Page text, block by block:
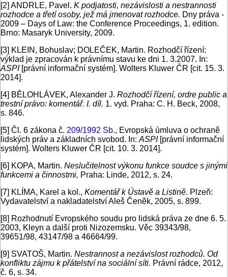
[2] ANDRLE, Pavel. K podjatosti, nezávislosti a nestrannosti
rozhodce a třetí osoby, jež má jmenovat rozhodce. Dny práva -
2009 – Days of Law: the Conference Proceedings, 1. edition.
Brno: Masaryk University, 2009.
[3] KLEIN, Bohuslav; DOLEČEK, Martin. Rozhodčí řízení:
výklad je zpracován k právnímu stavu ke dni 1. 3.2007. In:
ASPI[právní informační systém]. Wolters Kluwer ČR [cit. 15. 3.
2014].
[4] BĚLOHLÁVEK, Alexander J. Rozhodčí řízení, ordre public a
trestní právo: komentář. I. díl. 1. vyd. Praha: C. H. Beck, 2008,
s. 846.
[5] Čl. 6 zákona č. 209/1992 Sb., Evropská úmluva o ochraně
lidských práv a základních svobod. In: ASPI[právní informační
systém]. Wolters Kluwer ČR [cit. 10. 3. 2014].
[6] KOPA, Martin. Neslučitelnost výkonu funkce soudce s jinými
funkcemi a činnostmi, Praha: Linde, 2012, s. 24.
[7] KLÍMA, Karel a kol., Komentář k Ústavě a Listině. Plzeň:
Vydavatelství a nakladatelství Aleš Čeněk, 2005, s. 899.
[8] Rozhodnutí Evropského soudu pro lidská práva ze dne 6. 5.
2003, Kleyn a další proti Nizozemsku. Věc 39343/98,
39651/98, 43147/98 a 46664/99.
[9] SVATOŠ, Martin. Nestrannost a nezávislost rozhodců. Od
konfliktu zájmu k přátelství na sociální síti. Právní rádce, 2012,
č. 6, s. 34.